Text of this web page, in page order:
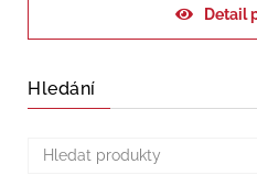
Detail
Hledání